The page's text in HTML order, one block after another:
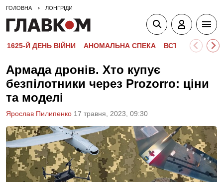
ГОЛОВНА ЛОНГРІДИ
1625-Й ДЕНЬ ВІЙНИ АНОМАЛЬНА СПЕКА ВСТУПНА
Армада дронів. Хто купує
безпілотники через Prozorro: ціни
та моделі
Ярослав Пилипенко 17 травня, 2023, 09:30